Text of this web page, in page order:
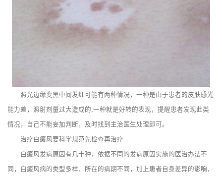
照光边缘变黑中间发红可能有两种情况，一种是由于患者的皮肤感光
能力差，照射剂量过大造成的;一种就是好转的表现，提醒患者发现此类
情况，自己不能妄加判断，及时找到主治医生处理即可。
治疗白癜风要科学规范先检查再治疗
白癜风发病原因有几十种，依据不同的发病原因实施的医治办法不
同，白癜风病的类型多样，所在的病期不同，加上患者自身差异的影响，